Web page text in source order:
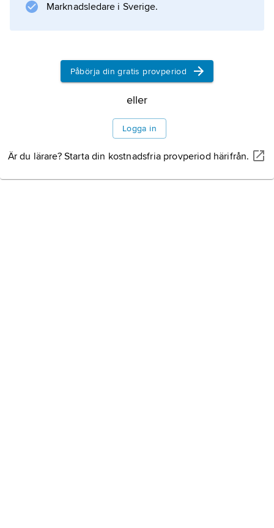
Information om artikeln
Marknadsledare i Sverige.
Påbörja din gratis provperiod
eller
Logga in
Är du lärare? Starta din kostnadsfria provperiod härifrån.